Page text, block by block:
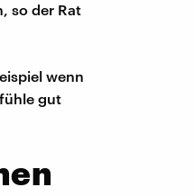
so der Rat
wenn
gut